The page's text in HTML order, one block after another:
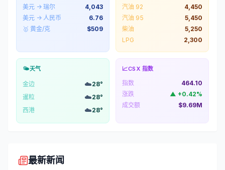
美元 → 瑞尔
4,043
美元 → 人民币
6.76
🥇 黄金/克
$509
汽油 92
4,450
汽油 95
5,450
柴油
5,250
LPG
2,300
🌤️天气
金边 ☁️28°
暹粒
☁️28°
西港
☁️28°
📈CSX 指数
指数
464.10
涨跌
▲ +0.42%
成交额
$9.69M
最新新闻